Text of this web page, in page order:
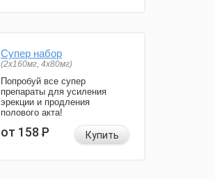
Супер набор
(2х160мг, 4х80мг)
Попробуй все супер
препараты для усиления
эрекции и продления
полового акта!
от 158Р Купить